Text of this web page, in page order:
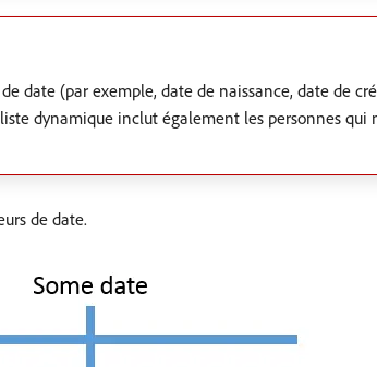
date (par exemple, date de naissance, date de
dynamique inclut également les personnes qui
de date.